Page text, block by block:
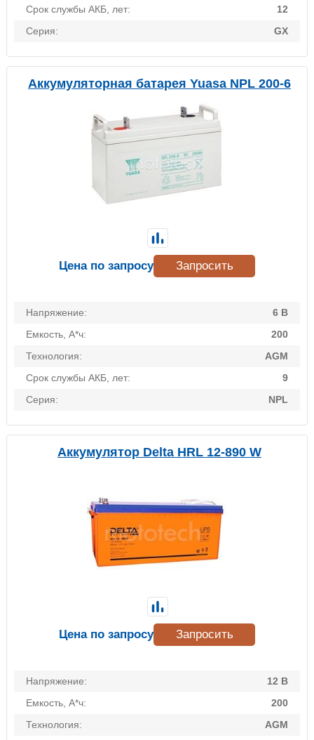
Срок службы АКБ, лет:
12
Серия:
GX
Аккумуляторная батарея Yuasa NPL 200-6
Напряжение:
6 В
Емкость, А*ч:
200
Технология:
AGM
Срок службы АКБ, лет:
9
Серия:
NPL
Цена по запросу Запросить
Аккумулятор Delta HRL 12-890 W
Напряжение:
12 В
Емкость, А*ч:
200
Технология:
AGM
Цена по запросу Запросить